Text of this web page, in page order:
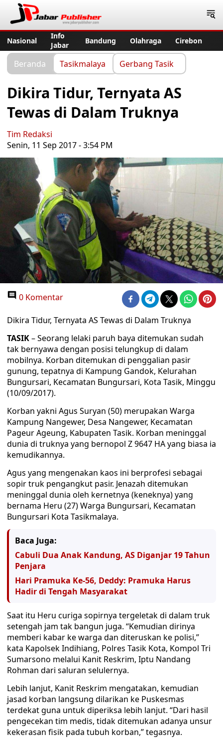
Nasional
Info
Jabar
Bandung Olahraga Cirebon
Beranda Tasikmalaya Gerbang Tasik
Dikira Tidur, Ternyata AS
Tewas di Dalam Truknya
Tim Redaksi
Senin, 11 Sep 2017 - 3:54 PM
0 Komentar
Dikira Tidur, Ternyata AS Tewas di Dalam Truknya
TASIK– Seorang lelaki paruh baya ditemukan sudah
tak bernyawa dengan posisi telungkup di dalam
mobilnya. Korban ditemukan di penggalian pasir
gunung, tepatnya di Kampung Gandok, Kelurahan
Bungursari, Kecamatan Bungursari, Kota Tasik, Minggu
(10/09/2017).
Korban yakni Agus Suryan (50) merupakan Warga
Kampung Nangewer, Desa Nangewer, Kecamatan
Pageur Ageung, Kabupaten Tasik. Korban meninggal
dunia di truknya yang bernopol Z 9647 HA yang biasa ia
kemudikannya.
Agus yang mengenakan kaos ini berprofesi sebagai
sopir truk pengangkut pasir. Jenazah ditemukan
meninggal dunia oleh kernetnya (keneknya) yang
bernama Heru (27) Warga Bungursari, Kecamatan
Bungursari Kota Tasikmalaya.
Baca Juga:
Cabuli Dua Anak Kandung, AS Diganjar 19 Tahun
Penjara
Hari Pramuka Ke-56, Deddy: Pramuka Harus
Hadir di Tengah Masyarakat
Saat itu Heru curiga sopirnya tergeletak di dalam truk
setengah jam tak bangun juga. “Kemudian dirinya
memberi kabar ke warga dan diteruskan ke polisi,”
kata Kapolsek Indihiang, Polres Tasik Kota, Kompol Tri
Sumarsono melalui Kanit Reskrim, Iptu Nandang
Rohman dari saluran selulernya.
Lebih lanjut, Kanit Reskrim mengatakan, kemudian
jasad korban langsung dilarikan ke Puskesmas
terdekat guna untuk diperiksa lebih lanjut. “Dari hasil
pengecekan tim medis, tidak ditemukan adanya unsur
kekerasan fisik pada tubuh korban,” tegasnya.